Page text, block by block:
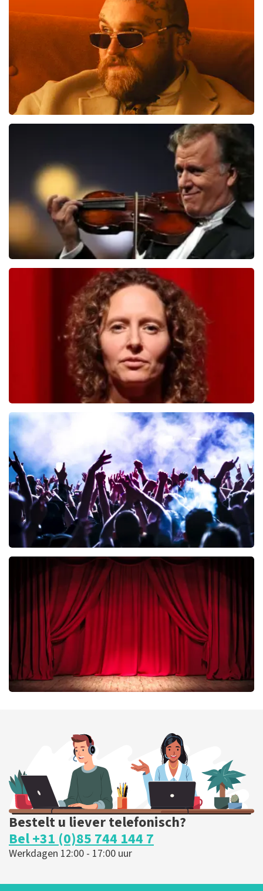
laatste 30 minuten
BESTEL NU
BESTEL NU
Andre Rieu
laatste 30 minuten
BESTEL NU
Esther van der Voort
BESTEL NU
Megadeth
laatste 30 minuten
BESTEL NU
BESTEL NU
Bestelt u liever telefonisch?
Bel +31 (0)85 744 144 7
Werkdagen 12:00 - 17:00 uur